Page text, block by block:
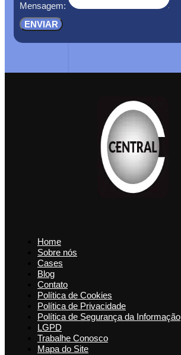
Mensagem:
ENVIAR
Home
Sobre nós
Cases
Blog
Contato
Política de Cookies
Política de Privacidade
Política de Segurança da Informação
LGPD
Trabalhe Conosco
Mapa do Site